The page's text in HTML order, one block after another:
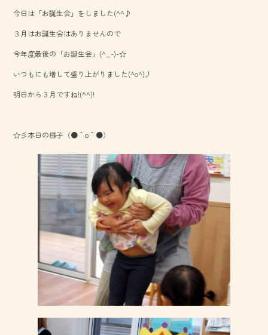
b
o
ok
今日は「お誕生会」をしました(^^♪
３月はお誕生会はありませんので
今年度最後の「お誕生会」(^_-)-☆
いつもにも増して盛り上がりました(^o^)丿
明日から３月ですね!(^^)!
☆彡本日の様子（●＾o＾●）